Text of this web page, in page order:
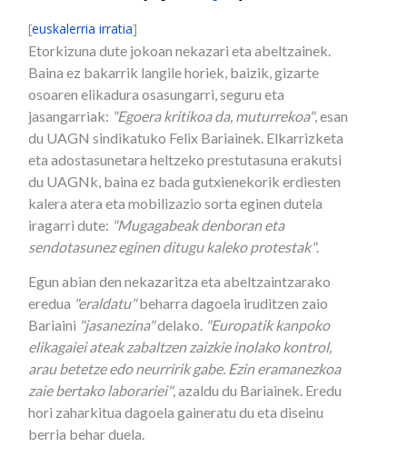
[euskalerria irratia]
Etorkizuna dute jokoan nekazari eta abeltzainek.
Baina ez bakarrik langile horiek, baizik, gizarte
osoaren elikadura osasungarri, seguru eta
jasangarriak: "Egoera kritikoa da, muturrekoa", esan
du UAGN sindikatuko Felix Bariainek. Elkarrizketa
eta adostasunetara heltzeko prestutasuna erakutsi
du UAGNk, baina ez bada gutxienekorik erdiesten
kalera atera eta mobilizazio sorta eginen dutela
iragarri dute: "Mugagabeak denboran eta
sendotasunez eginen ditugu kaleko protestak".
Egun abian den nekazaritza eta abeltzaintzarako
eredua "eraldatu"beharra dagoela iruditzen zaio
Bariaini "jasanezina"delako. "Europatik kanpoko
elikagaiei ateak zabaltzen zaizkie inolako kontrol,
arau betetze edo neurririk gabe. Ezin eramanezkoa
zaie bertako laborariei", azaldu du Bariainek. Eredu
hori zaharkitua dagoela gaineratu du eta diseinu
berria behar duela.